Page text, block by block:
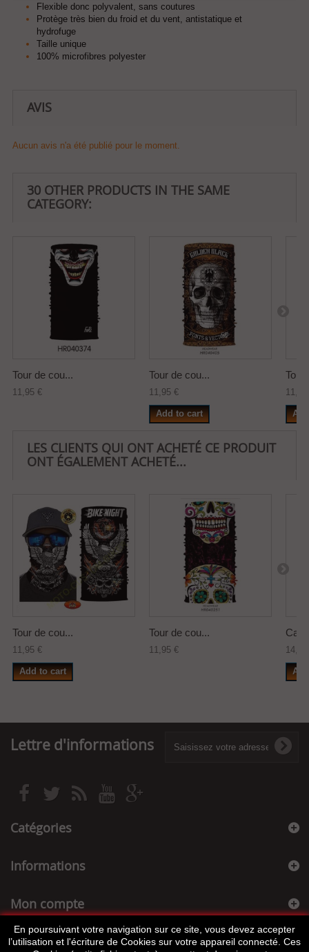
F lexible donc polyvalent, sans coutures
Protège très bien du froid et du vent, antistatique et
hydrofuge
Taille unique
100% microfibres polyester
AVIS
Aucun avis n'a été publié pour le moment.
30 OTHER PRODUCTS IN THE SAME
CATEGORY:
Tour de cou...
11,95 €
Tour de cou...
11,95 €
Add to cart
Tour
LES CLIENTS QUI ONT ACHETÉ CE PRODUIT
ONT ÉGALEMENT ACHETÉ...
Tour de cou...
11,95 €
Add to cart
Tour de cou...
11,95 €
Lettre d'informations
Catégories
Informations
Mon compte
Informations sur votre boutique
En poursuivant votre navigation sur ce site, vous devez accepter
l’utilisation et l'écriture de Cookies sur votre appareil connecté. Ces